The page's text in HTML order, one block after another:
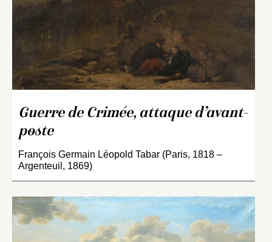
Guerre de Crimée, attaque d’avant-
poste
François Germain Léopold Tabar (Paris, 1818 –
Argenteuil, 1869)